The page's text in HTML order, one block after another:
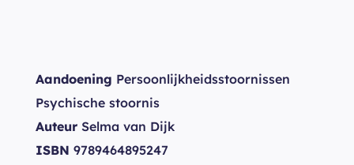
Aandoening Persoonlijkheidsstoornissen
Psychische stoornis
Auteur Selma van Dijk
ISBN 9789464895247